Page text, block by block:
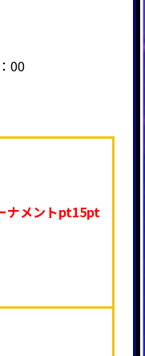
00
ナメントpt15pt